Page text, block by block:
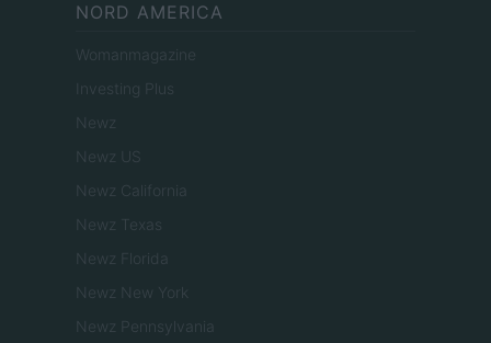
NORD AMERICA
Womanmagazine
Investing Plus
Newz
Newz US
Newz California
Newz Texas
Newz Florida
Newz New York
Newz Pennsylvania